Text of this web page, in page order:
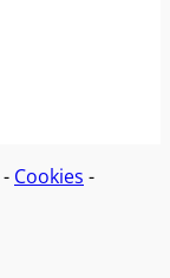
- Cookies -